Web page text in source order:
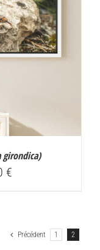
girondica)
€Plage
Précédent 1 2